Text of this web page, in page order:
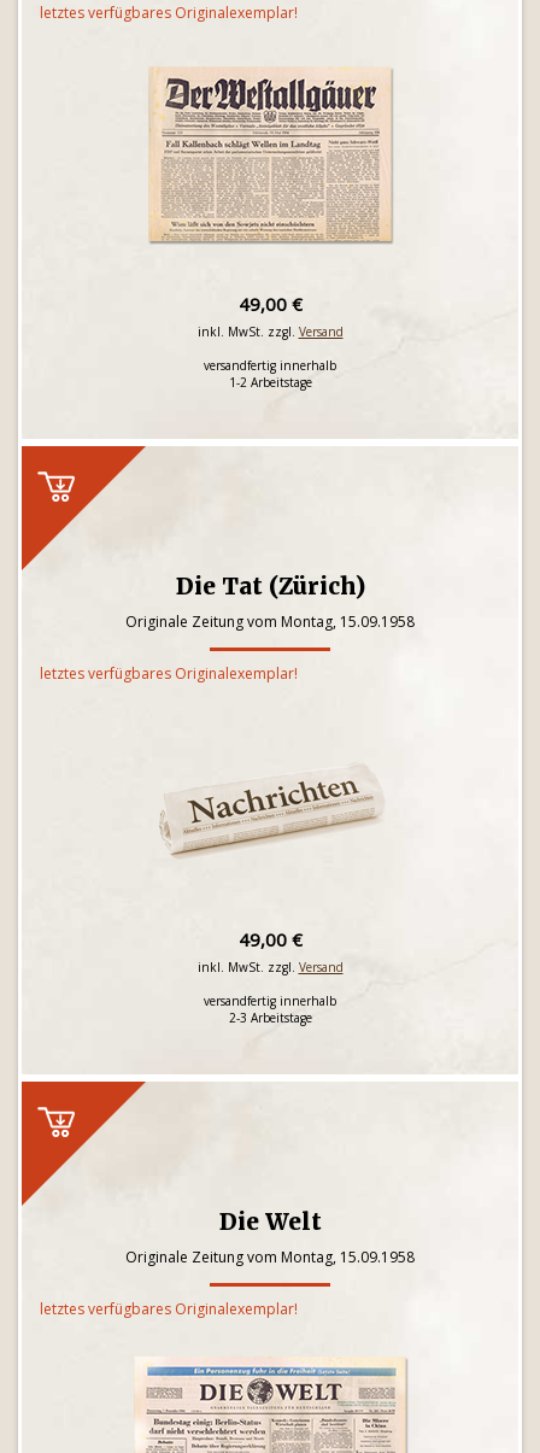
letztes verfügbares Originalexemplar!
49,00 €
inkl. MwSt. zzgl. Versand
versandfertig innerhalb
1-2 Arbeitstage
Die Tat (Zürich)
Originale Zeitung vom Montag, 15.09.1958
letztes verfügbares Originalexemplar!
49,00 €
inkl. MwSt. zzgl. Versand
versandfertig innerhalb
2-3 Arbeitstage
Die Welt
Originale Zeitung vom Montag, 15.09.1958
letztes verfügbares Originalexemplar!